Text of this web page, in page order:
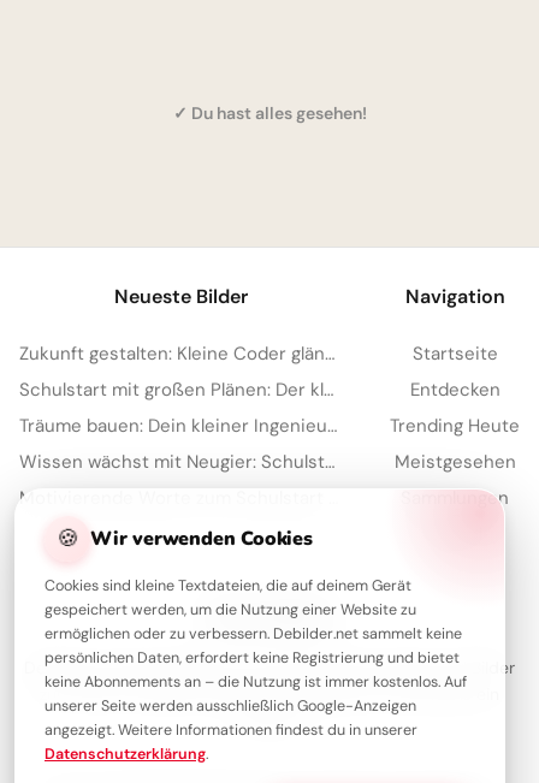
✓ Du hast alles gesehen!
🍪 Wir verwenden Cookies
Cookies sind kleine Textdateien, die auf deinem Gerät
gespeichert werden, um die Nutzung einer Website zu
ermöglichen oder zu verbessern. Debilder.net sammelt keine
persönlichen Daten, erfordert keine Registrierung und bietet
keine Abonnements an – die Nutzung ist immer kostenlos. Auf
unserer Seite werden ausschließlich Google-Anzeigen
angezeigt. Weitere Informationen findest du in unserer
Datenschutzerklärung.
Neueste Bilder
Zukunft gestalten: Kleine Coder glänzen für Instagram
Schulstart mit großen Plänen: Der kleine Architekt erobert Pinterest!
Träume bauen: Dein kleiner Ingenieur startet durch – perfekt für WhatsApp!
Wissen wächst mit Neugier: Schulstart-Impulse, perfekt für Threads
Navigation
Startseite
Entdecken
Trending Heute
Meistgesehen
Sammlungen
Über Debilder
Debilder ist deine Plattform für die schönsten Grüße und Bilder
zum Teilen. Entdecke unsere Sammlung und verschenke ein
Lächeln!